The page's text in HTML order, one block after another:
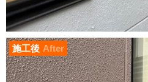
施工後 After